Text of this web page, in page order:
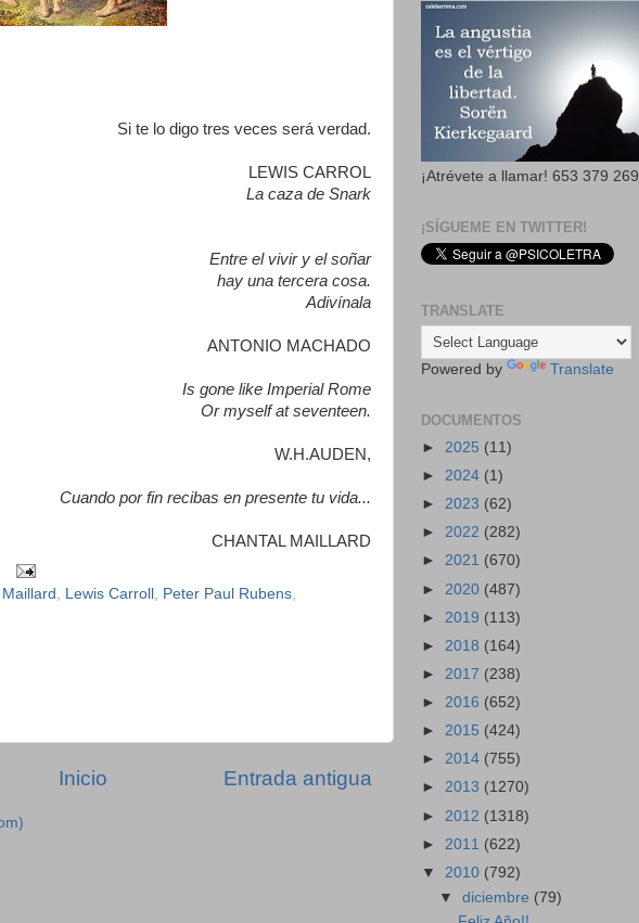
Si te lo digo tres veces será verdad.
LEWIS CARROL
La caza de Snark
Entre el vivir y el soñar
hay una tercera cosa.
Adivínala
ANTONIO MACHADO
Is gone like Imperial Rome
Or myself at seventeen.
W.H.AUDEN,
Cuando por fin recibas en presente tu vida...
CHANTAL MAILLARD
Lewis Carroll Peter Paul Rubens
Entrada antigua
Inicio
¡Atrévete a llamar! 653 379 269
¡SÍGUEME EN TWITTER!
TRANSLATE
Powered by Translate
DOCUMENTOS
► 2025 (11)
► 2024 (1)
► 2023 (62)
► 2022 (282)
► 2021 (670)
► 2020 (487)
► 2019 (113)
► 2018 (164)
► 2017 (238)
► 2016 (652)
► 2015 (424)
► 2014 (755)
► 2013 (1270)
► 2012 (1318)
► 2011 (622)
▼ 2010 (792)
▼diciembre (79)